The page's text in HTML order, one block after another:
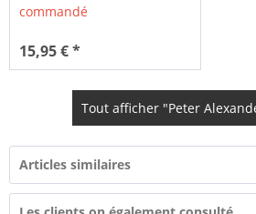
commandé
15,95 € *
Tout afficher "Peter
Articles similaires